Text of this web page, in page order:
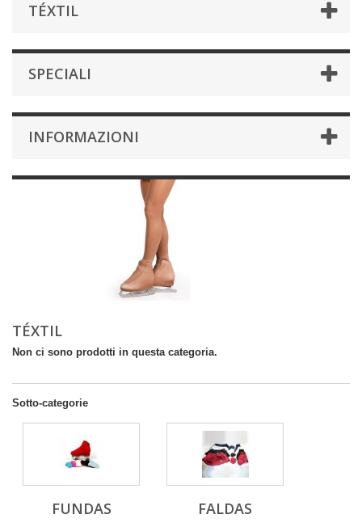
TÉXTIL
SPECIALI
INFORMAZIONI
TÉXTIL
Non ci sono prodotti in questa categoria.
Sotto-categorie
FUNDAS FALDAS